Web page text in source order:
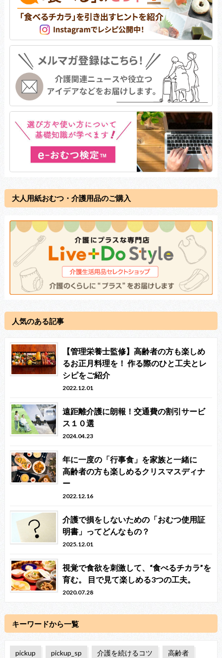
大人用紙おむつ・介護用品のご購入
人気のある記事
【管理栄養士監修】高齢者の方も楽しめ
るお正月料理を！ 作る際のひと工夫とレ
シピをご紹介
2022.12.01
遠距離介護に朗報！交通費の割引サービ
ス１０選
2024.04.23
年に一度の「行事食」を家族と一緒に
高齢者の方も楽しめるクリスマスディナ
ー
2022.12.16
介護で損をしないための「おむつ使用証
明書」ってどんなもの？
2025.12.01
視覚で食欲を刺激して、“食べるチカラ”を
育む。 目で見て楽しめる3つの工夫。
2020.07.28
キーワードから一覧
pickup pickup_sp 介護を続けるコツ 高齢者